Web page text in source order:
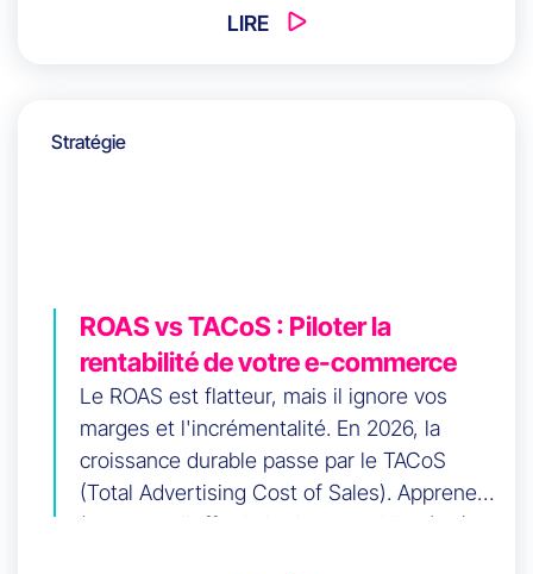
données, à aligner vos équipes vente et
LIRE
Stratégie
ROAS vs TACoS : Piloter la
rentabilité de votre e-commerce
Le ROAS est flatteur, mais il ignore vos
marges et l'incrémentalité. En 2026, la
croissance durable passe par le TACoS
(Total Advertising Cost of Sales). Apprenez
à mesurer l'effet halo de vos publicités, à